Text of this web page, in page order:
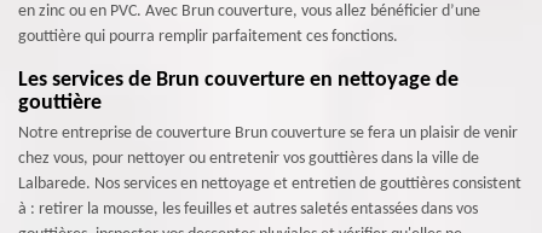
en zinc ou en PVC. Avec Brun couverture, vous allez bénéficier d’une
gouttière qui pourra remplir parfaitement ces fonctions.
Les services de Brun couverture en nettoyage de
gouttière
Notre entreprise de couverture Brun couverture se fera un plaisir de venir
chez vous, pour nettoyer ou entretenir vos gouttières dans la ville de
Lalbarede. Nos services en nettoyage et entretien de gouttières consistent
à : retirer la mousse, les feuilles et autres saletés entassées dans vos